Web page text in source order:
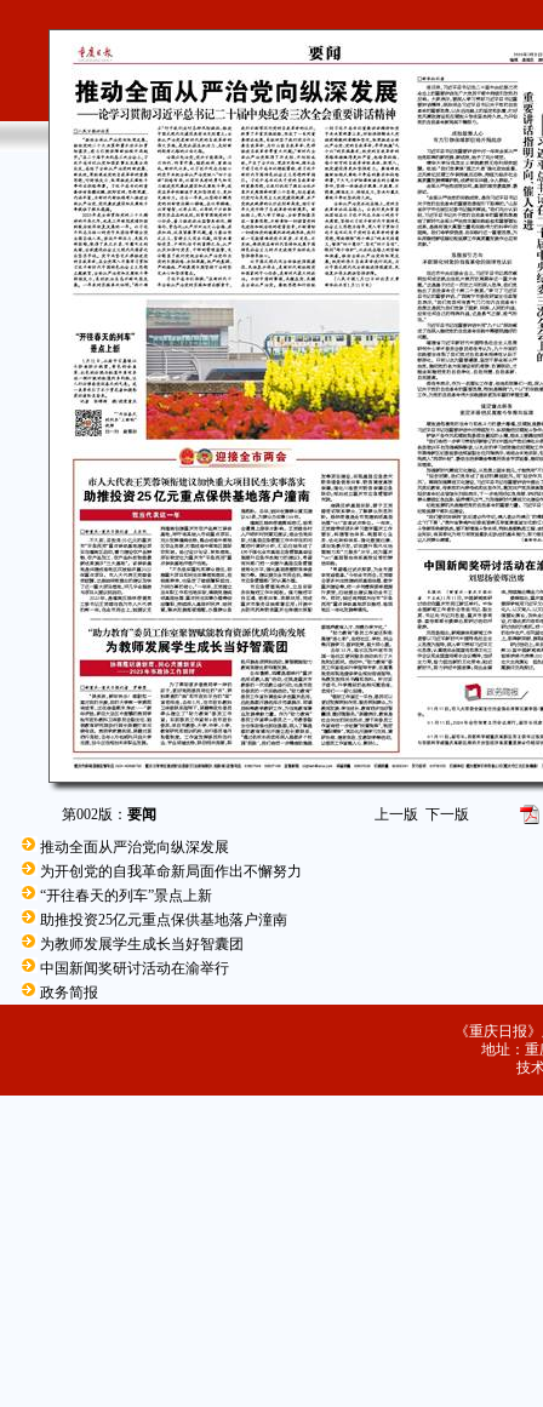
第002版：要闻 上一版 下一版
推动全面从严治党向纵深发展
为开创党的自我革命新局面作出不懈努力
“开往春天的列车”景点上新
助推投资25亿元重点保供基地落户潼南
为教师发展学生成长当好智囊团
中国新闻奖研讨活动在渝举行
政务简报
《重庆日报
地址：重
技